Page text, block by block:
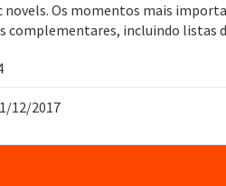
novels. Os momentos mais
incluindo listas
12/2017